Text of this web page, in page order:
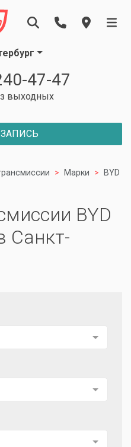
47-47
выходных
Марки
BYD
BYD
Санкт-